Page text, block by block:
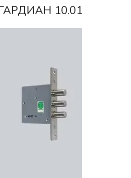
10.01